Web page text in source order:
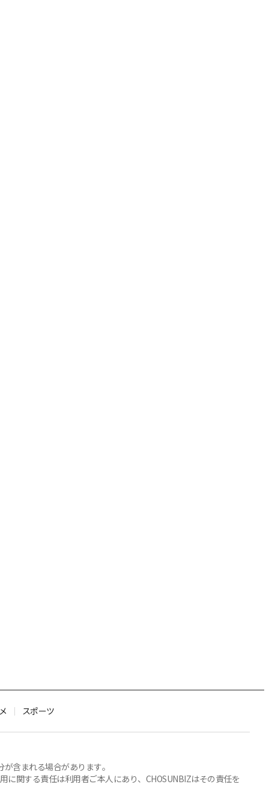
スポーツ
含まれる場合があります。
関する責任は利用者ご本人にあり、CHOSUNBIZはその責任を